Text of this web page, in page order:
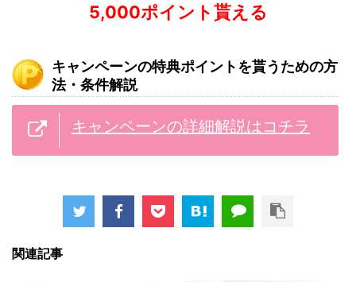
5,000ポイント貰える
キャンペーンの特典ポイントを貰うための方
法・条件解説
キャンペーンの詳細解説はコチラ
関連記事